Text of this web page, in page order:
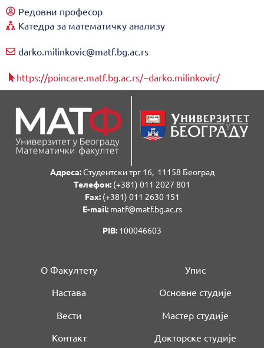
Редовни професор
Катедра за математичку анализу
darko.milinkovic@matf.bg.ac.rs
https://poincare.matf.bg.ac.rs/~darko.milinkovic/
Адреса:Студентски трг 16, 11158 Београд
Телефон: (+381) 011 2027 801
Fаx:(+381) 011 2630 151
E-mail:matf@matf.bg.ac.rs
PIB: 100046603
О Факултету
Настава
Вести
Контакт
Упис
Основне студије
Мастер студије
Докторске студије